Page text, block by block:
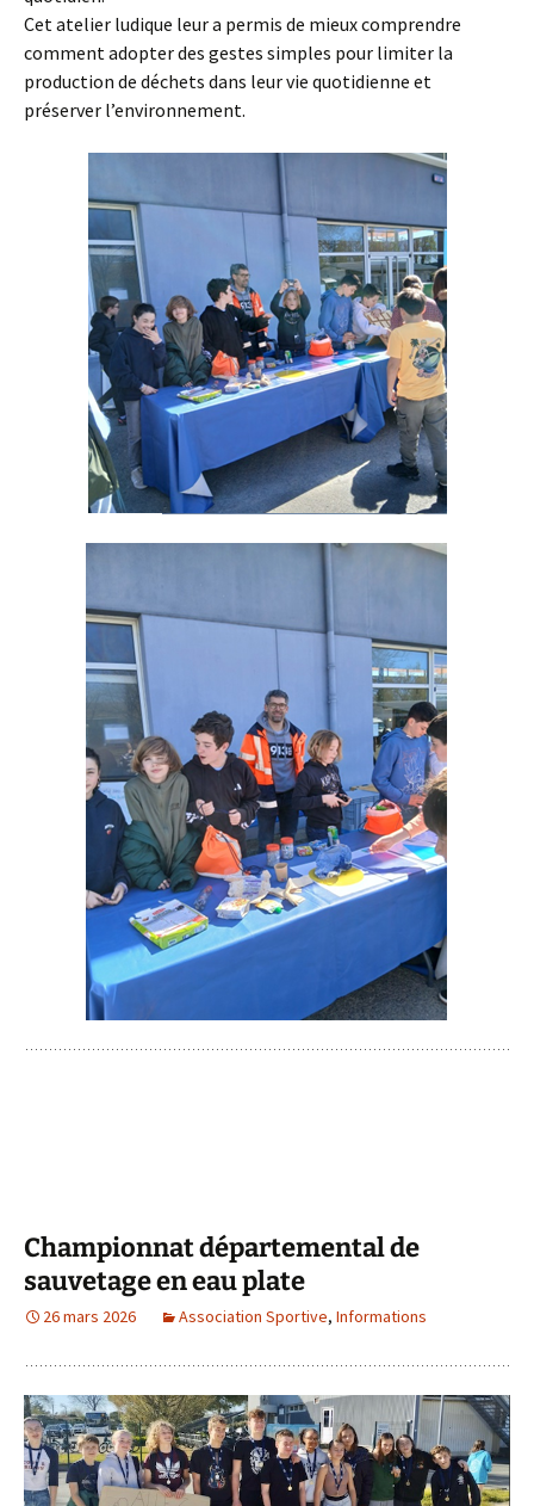
Cet atelier ludique leur a permis de mieux comprendre
comment adopter des gestes simples pour limiter la
production de déchets dans leur vie quotidienne et
préserver l’environnement.
Championnat départemental de
sauvetage en eau plate
26 mars 2026 Association Sportive, Informations